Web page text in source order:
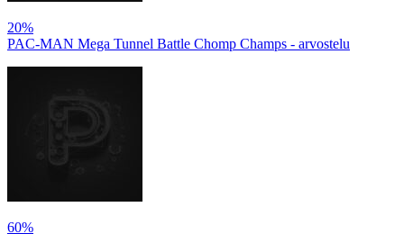
20%
PAC-MAN Mega Tunnel Battle Chomp Champs - arvostelu
60%